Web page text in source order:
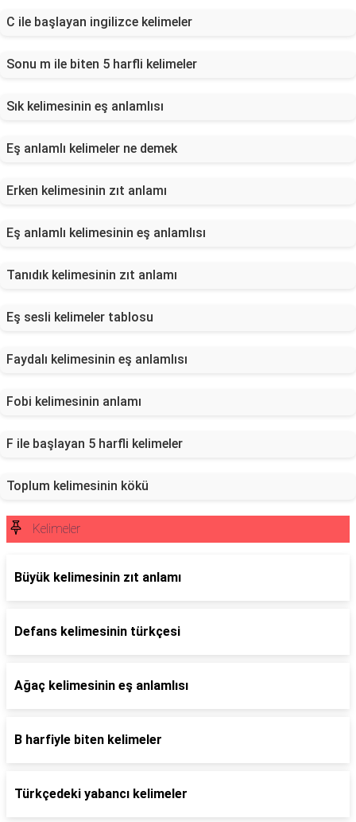
C ile başlayan ingilizce kelimeler
Sonu m ile biten 5 harfli kelimeler
Sık kelimesinin eş anlamlısı
Eş anlamlı kelimeler ne demek
Erken kelimesinin zıt anlamı
Eş anlamlı kelimesinin eş anlamlısı
Tanıdık kelimesinin zıt anlamı
Eş sesli kelimeler tablosu
Faydalı kelimesinin eş anlamlısı
Fobi kelimesinin anlamı
F ile başlayan 5 harfli kelimeler
Toplum kelimesinin kökü
Kelimeler
Büyük kelimesinin zıt anlamı
Defans kelimesinin türkçesi
Ağaç kelimesinin eş anlamlısı
B harfiyle biten kelimeler
Türkçedeki yabancı kelimeler